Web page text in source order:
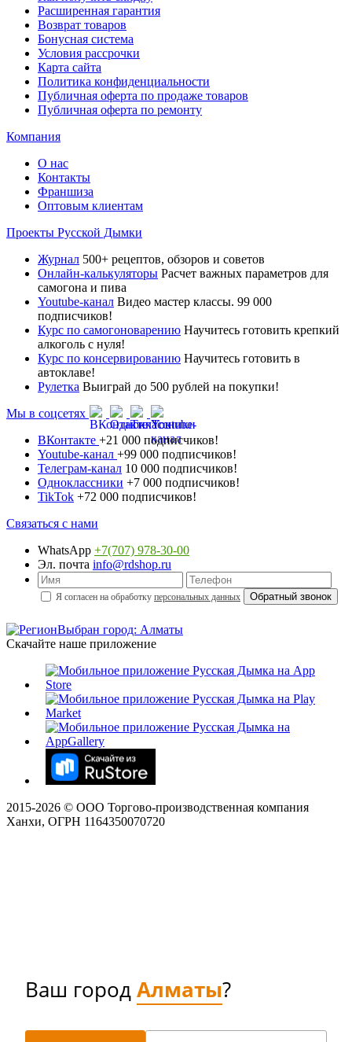
Расширенная гарантия
Возврат товаров
Бонусная система
Условия рассрочки
Карта сайта
Политика конфиденциальности
Публичная оферта по продаже товаров
Публичная оферта по ремонту
Компания
О нас
Контакты
Франшиза
Оптовым клиентам
Проекты Русской Дымки
Журнал 500+ рецептов, обзоров и советов
Онлайн-калькуляторы Расчет важных параметров для
самогона и пива
Youtube-канал Видео мастер классы. 99 000
подписчиков!
Курс по самогоноварению Научитесь готовить крепкий
алкоголь с нуля!
Курс по консервированию Научитесь готовить в
автоклаве!
Рулетка Выиграй до 500 рублей на покупки!
Мы в соцсетях
ВКонтакте +21 000 подписчиков!
Youtube-канал +99 000 подписчиков!
Телеграм-канал 10 000 подписчиков!
Одноклассники +7 000 подписчиков!
TikTok +72 000 подписчиков!
Связаться с нами
WhatsApp +7(707) 978-30-00
Эл. почта info@rdshop.ru
Я согласен на обработку персональных данных
Выбран город: Алматы
Скачайте наше приложение
2015-2026 © ООО Торгово-производственная компания
Ханхи, ОГРН 1164350070720
Ваш городАлматы?